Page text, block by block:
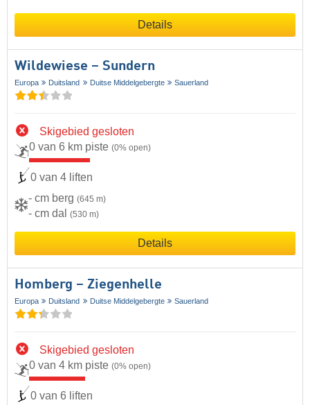
Details
Wildewiese – Sundern
Europa Duitsland Duitse Middelgebergte Sauerland
Skigebied gesloten
0 van 6 km piste (0% open)
0 van 4 liften
- cm berg (645 m)
- cm dal (530 m)
Details
Homberg – Ziegenhelle
Europa Duitsland Duitse Middelgebergte Sauerland
Skigebied gesloten
0 van 4 km piste (0% open)
0 van 6 liften